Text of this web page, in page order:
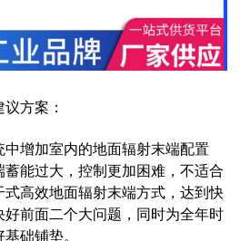
方案：
中增加室内的地面辐射末端配置
蓄能过大，控制更加困难，不适合
式高效地面辐射末端方式，达到快
前面二个大问题，同时为全年时
础铺垫。